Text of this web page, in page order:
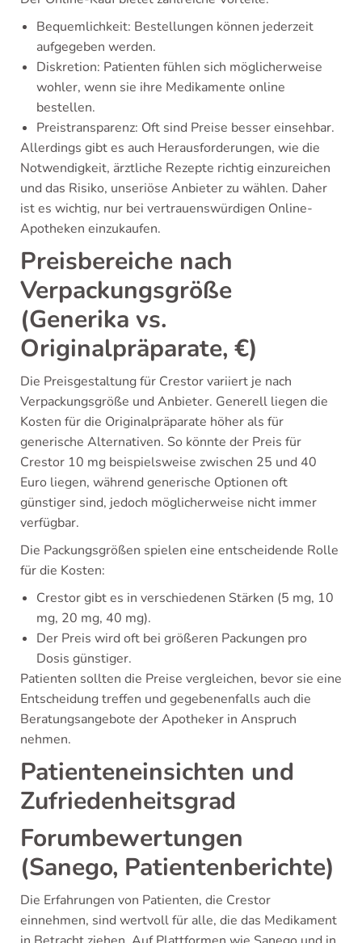
Bequemlichkeit: Bestellungen können jederzeit
aufgegeben werden.
Diskretion: Patienten fühlen sich möglicherweise
wohler, wenn sie ihre Medikamente online
bestellen.
Preistransparenz: Oft sind Preise besser einsehbar.
Allerdings gibt es auch Herausforderungen, wie die
Notwendigkeit, ärztliche Rezepte richtig einzureichen
und das Risiko, unseriöse Anbieter zu wählen. Daher
ist es wichtig, nur bei vertrauenswürdigen Online-
Apotheken einzukaufen.
Preisbereiche nach
Verpackungsgröße
(Generika vs.
Originalpräparate, €)
Die Preisgestaltung für Crestor variiert je nach
Verpackungsgröße und Anbieter. Generell liegen die
Kosten für die Originalpräparate höher als für
generische Alternativen. So könnte der Preis für
Crestor 10 mg beispielsweise zwischen 25 und 40
Euro liegen, während generische Optionen oft
günstiger sind, jedoch möglicherweise nicht immer
verfügbar.
Die Packungsgrößen spielen eine entscheidende Rolle
für die Kosten:
Crestor gibt es in verschiedenen Stärken (5 mg, 10
mg, 20 mg, 40 mg).
Der Preis wird oft bei größeren Packungen pro
Dosis günstiger.
Patienten sollten die Preise vergleichen, bevor sie eine
Entscheidung treffen und gegebenenfalls auch die
Beratungsangebote der Apotheker in Anspruch
nehmen.
Patienteneinsichten und
Zufriedenheitsgrad
Forumbewertungen
(Sanego, Patientenberichte)
Die Erfahrungen von Patienten, die Crestor
einnehmen, sind wertvoll für alle, die das Medikament